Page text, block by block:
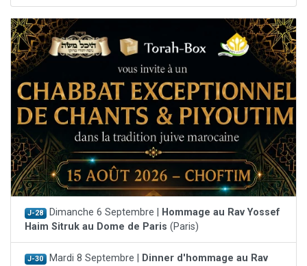
J-28 Dimanche 6 Septembre |
Hommage au Rav Yossef
Haim Sitruk au Dome de Paris (Paris)
J-30 Mardi 8 Septembre |
Dinner d'hommage au Rav